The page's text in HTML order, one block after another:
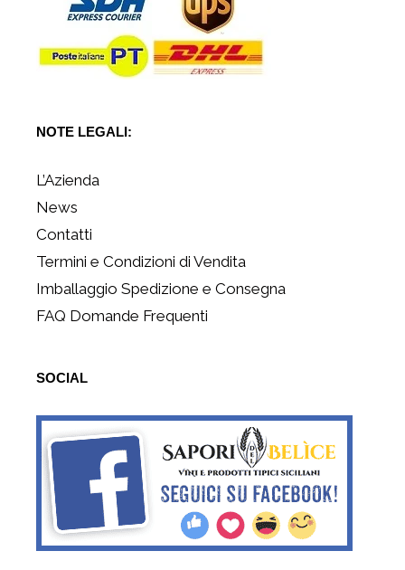
NOTE LEGALI:
L’Azienda
News
Contatti
Termini e Condizioni di Vendita
Imballaggio Spedizione e Consegna
FAQ Domande Frequenti
SOCIAL